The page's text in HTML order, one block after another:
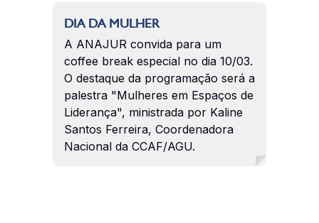
DIA DA MULHER
A ANAJUR convida para um
coffee break especial no dia 10/03.
O destaque da programação será a
palestra "Mulheres em Espaços de
Liderança", ministrada por Kaline
Santos Ferreira, Coordenadora
Nacional da CCAF/AGU.